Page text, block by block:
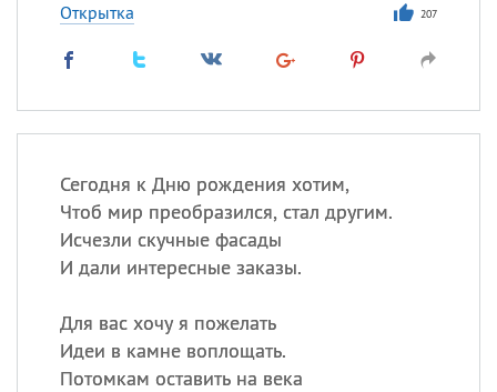
Открытка 207
Сегодня к Дню рождения хотим,
Чтоб мир преобразился, стал другим.
Исчезли скучные фасады
И дали интересные заказы.
Для вас хочу я пожелать
Идеи в камне воплощать.
Потомкам оставить на века